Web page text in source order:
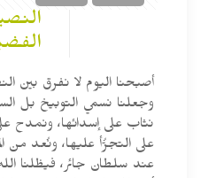
أصبحنا اليوم لا نفرق بين
وجعلنا نسمي التوبيخ بل
نثاب على إسدائها، ونمدح
على التجرُّأ عليها، ونُعد من
عند سلطان جائر، فيظلنا